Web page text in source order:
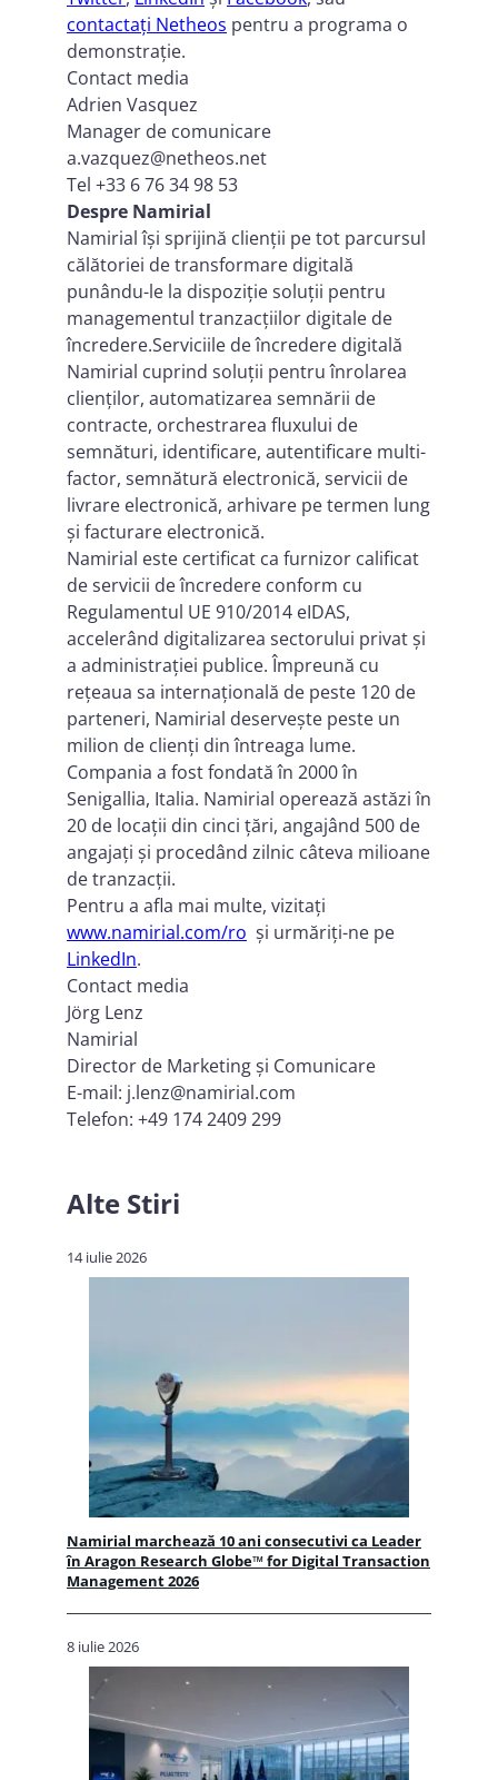
contactați Netheos pentru a programa o
demonstrație.
Contact media
Adrien Vasquez
Manager de comunicare
a.vazquez@netheos.net
Tel +33 6 76 34 98 53
Despre Namirial
Namirial își sprijină clienții pe tot parcursul
călătoriei de transformare digitală
punându-le la dispoziție soluții pentru
managementul tranzacțiilor digitale de
încredere.Serviciile de încredere digitală
Namirial cuprind soluții pentru înrolarea
clienților, automatizarea semnării de
contracte, orchestrarea fluxului de
semnături, identificare, autentificare multi-
factor, semnătură electronică, servicii de
livrare electronică, arhivare pe termen lung
și facturare electronică.
Namirial este certificat ca furnizor calificat
de servicii de încredere conform cu
Regulamentul UE 910/2014 eIDAS,
accelerând digitalizarea sectorului privat și
a administrației publice. Împreună cu
rețeaua sa internațională de peste 120 de
parteneri, Namirial deservește peste un
milion de clienți din întreaga lume.
Compania a fost fondată în 2000 în
Senigallia, Italia. Namirial operează astăzi în
20 de locații din cinci țări, angajând 500 de
angajați și procedând zilnic câteva milioane
de tranzacții.
Pentru a afla mai multe, vizitați
www.namirial.com/ro și urmăriți-ne pe
LinkedIn.
Contact media
Jörg Lenz
Namirial
Director de Marketing și Comunicare
E-mail: j.lenz@namirial.com
Telefon: +49 174 2409 299
Alte Stiri
14 iulie 2026
Namirial marchează 10 ani consecutivi ca Leader
în Aragon Research Globe™ for Digital Transaction
Management 2026
8 iulie 2026